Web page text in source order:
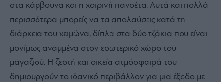
στα κάρβουνα και η χοιρινή πανσέτα. Αυτά και πολλά
περισσότερα μπορείς να τα απολαύσεις κατά τη
διάρκεια του χειμώνα, δίπλα στα δύο τζάκια που είναι
μονίμως αναμμένα στον εσωτερικό χώρο του
μαγαζιού. Η ζεστή και οικεία ατμόσφαιρά του
δημιουργούν το ιδανικό περιβάλλον για μια έξοδο με